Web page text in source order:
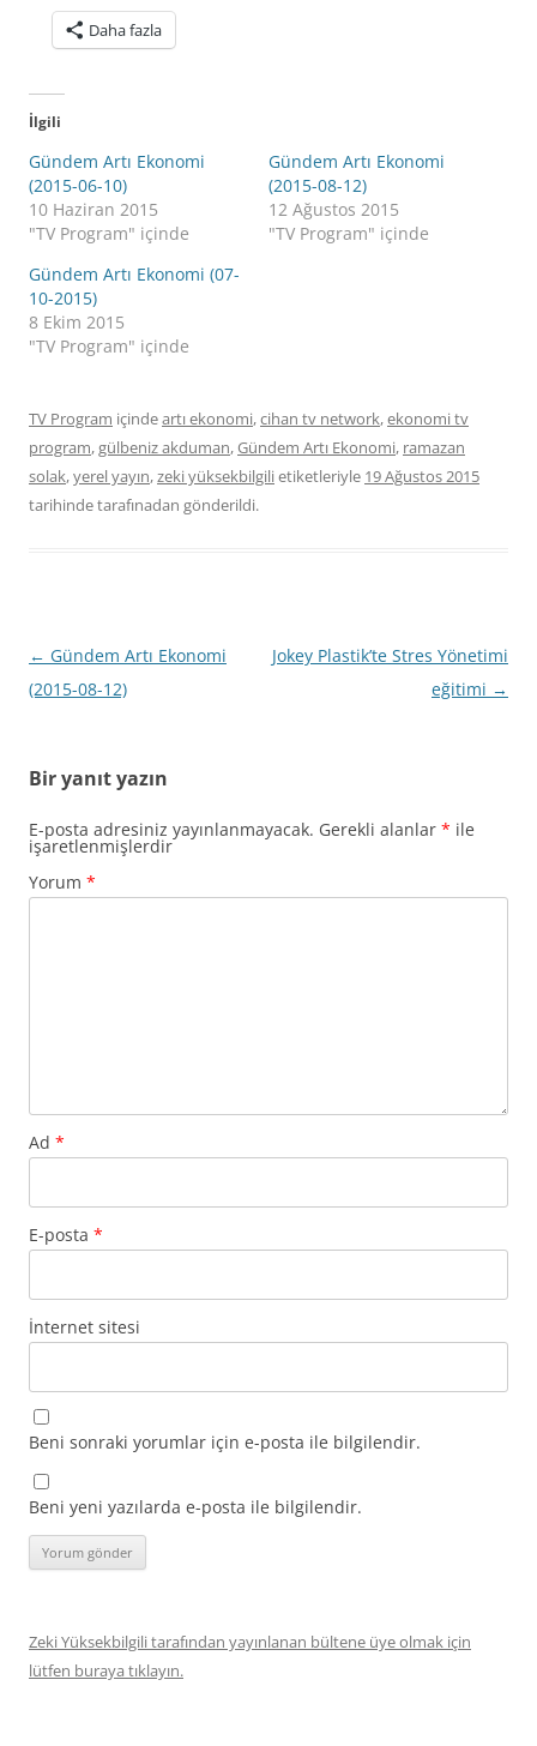
Daha fazla
İlgili
Gündem Artı Ekonomi
(2015-06-10)
10 Haziran 2015
"TV Program" içinde
Gündem Artı Ekonomi
(2015-08-12)
12 Ağustos 2015
"TV Program" içinde
Gündem Artı Ekonomi (07-
10-2015)
8 Ekim 2015
"TV Program" içinde
TV Program içindeartı ekonomi,cihan tv network,ekonomi tv
program,gülbeniz akduman,Gündem Artı Ekonomi, ramazan
solak,yerel yayın,zeki yüksekbilgilietiketleriyle 19 Ağustos 2015
tarihindetarafınadan gönderildi.
Yazı
dolaşımı
← Gündem Artı Ekonomi
(2015-08-12)
Jokey Plastik’te Stres Yönetimi
eğitimi →
Bir yanıt yazın
E-posta adresiniz yayınlanmayacak. Gerekli alanlar * ile
işaretlenmişlerdir
Yorum *
Ad *
E-posta *
İnternet sitesi
Beni sonraki yorumlar için e-posta ile bilgilendir.
Beni yeni yazılarda e-posta ile bilgilendir.
Zeki Yüksekbilgili tarafından yayınlanan bültene üye olmak için
lütfen buraya tıklayın.